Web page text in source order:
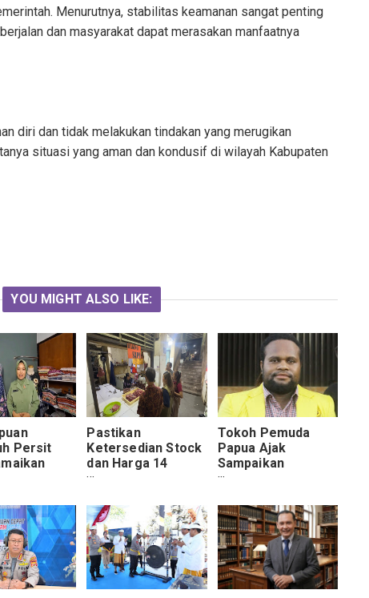
Menurutnya, stabilitas keamanan sangat penting
dan masyarakat dapat merasakan manfaatnya
diri dan tidak melakukan tindakan yang merugikan
situasi yang aman dan kondusif di wilayah Kabupaten
YOU MIGHT ALSO LIKE:
Persit
2 di
Pastikan
Ketersedian Stock
dan Harga 14
Bapoting
Stabil, Satgas
Pangan Polda Bali
Intensifkan Sidak
Pasar
Tokoh Pemuda
Papua Ajak
Sampaikan
Aspirasi Secara
Kamtibmas